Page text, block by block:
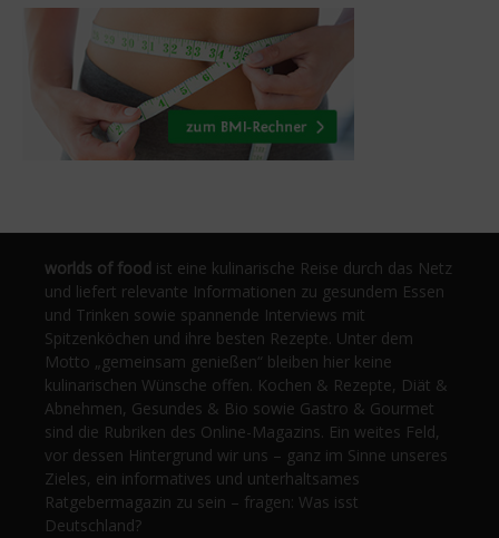
worlds of food ist eine kulinarische Reise durch das Netz
und liefert relevante Informationen zu gesundem Essen
und Trinken sowie spannende Interviews mit
Spitzenköchen und ihre besten Rezepte. Unter dem
Motto „gemeinsam genießen“ bleiben hier keine
kulinarischen Wünsche offen. Kochen & Rezepte, Diät &
Abnehmen, Gesundes & Bio sowie Gastro & Gourmet
sind die Rubriken des Online-Magazins. Ein weites Feld,
vor dessen Hintergrund wir uns – ganz im Sinne unseres
Zieles, ein informatives und unterhaltsames
Ratgebermagazin zu sein – fragen: Was isst
Deutschland?